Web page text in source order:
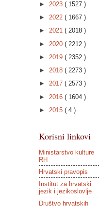
► 2023 ( 1527 )
► 2022 ( 1667 )
► 2021 ( 2018 )
► 2020 ( 2212 )
► 2019 ( 2352 )
► 2018 ( 2273 )
► 2017 ( 2573 )
► 2016 ( 1604 )
► 2015 ( 4 )
Korisni linkovi
Ministarstvo kulture
RH
Hrvatski pravopis
Institut za hrvatski
jezik i jezikoslovlje
Društvo hrvatskih